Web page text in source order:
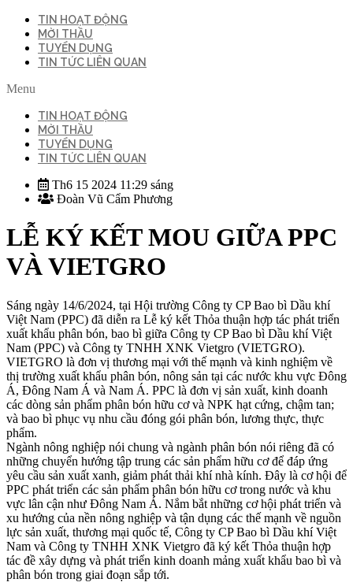
TIN HOẠT ĐỘNG
MỜI THẦU
TUYỂN DỤNG
TIN TỨC LIÊN QUAN
Menu
TIN HOẠT ĐỘNG
MỜI THẦU
TUYỂN DỤNG
TIN TỨC LIÊN QUAN
Th6 15 2024 11:29 sáng
Đoàn Vũ Cẩm Phương
LỄ KÝ KẾT MOU GIỮA PPC
VÀ VIETGRO
Sáng ngày 14/6/2024, tại Hội trường Công ty CP Bao bì Dầu khí
Việt Nam (PPC) đã diễn ra Lễ ký kết Thỏa thuận hợp tác phát triển
xuất khẩu phân bón, bao bì giữa Công ty CP Bao bì Dầu khí Việt
Nam (PPC) và Công ty TNHH XNK Vietgro (VIETGRO).
VIETGRO là đơn vị thương mại với thế mạnh và kinh nghiệm về
thị trường xuất khẩu phân bón, nông sản tại các nước khu vực Đông
Á, Đông Nam Á và Nam Á. PPC là đơn vị sản xuất, kinh doanh
các dòng sản phẩm phân bón hữu cơ và NPK hạt cứng, chậm tan;
và bao bì phục vụ nhu cầu đóng gói phân bón, lương thực, thực
phẩm.
Ngành nông nghiệp nói chung và ngành phân bón nói riêng đã có
những chuyển hướng tập trung các sản phẩm hữu cơ để đáp ứng
yêu cầu sản xuất xanh, giảm phát thải khí nhà kính. Đây là cơ hội để
PPC phát triển các sản phẩm phân bón hữu cơ trong nước và khu
vực lân cận như Đông Nam Á. Nắm bắt những cơ hội phát triển và
xu hướng của nền nông nghiệp và tận dụng các thế mạnh về nguồn
lực sản xuất, thương mại quốc tế, Công ty CP Bao bì Dầu khí Việt
Nam và Công ty TNHH XNK Vietgro đã ký kết Thỏa thuận hợp
tác đề xây dựng và phát triển kinh doanh mảng xuất khẩu bao bì và
phân bón trong giai đoạn sắp tới.